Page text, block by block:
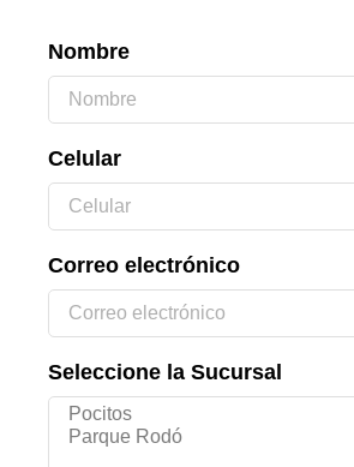
Nombre
Celular
Correo electrónico
Seleccione la Sucursal